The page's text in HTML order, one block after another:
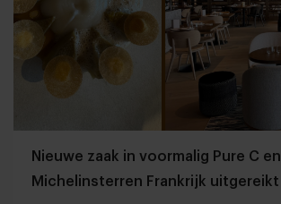
Nieuwe zaak in voormalig Pure C en
Michelinsterren Frankrijk uitgereikt